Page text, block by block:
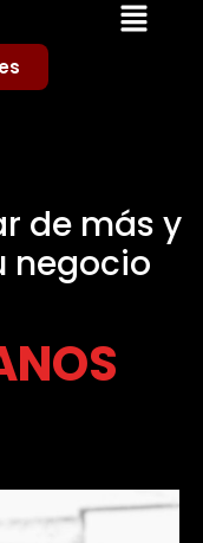
de más y
negocio